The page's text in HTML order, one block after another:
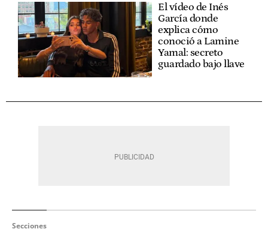
El vídeo de Inés
García donde
explica cómo
conoció a Lamine
Yamal: secreto
guardado bajo llave
Secciones